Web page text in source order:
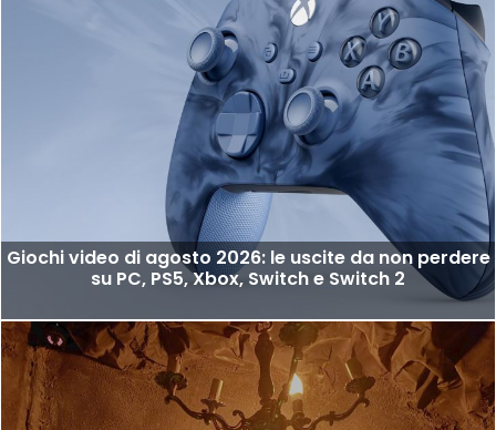
Giochi video di agosto 2026: le uscite da non perdere
su PC, PS5, Xbox, Switch e Switch 2